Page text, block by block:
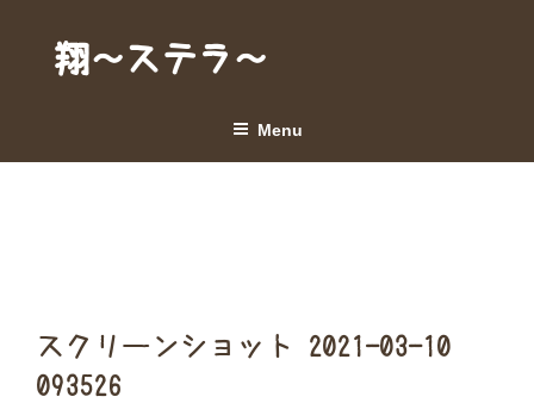
content翔～ステラ～
Menu
スクリーンショット 2021-03-10
093526